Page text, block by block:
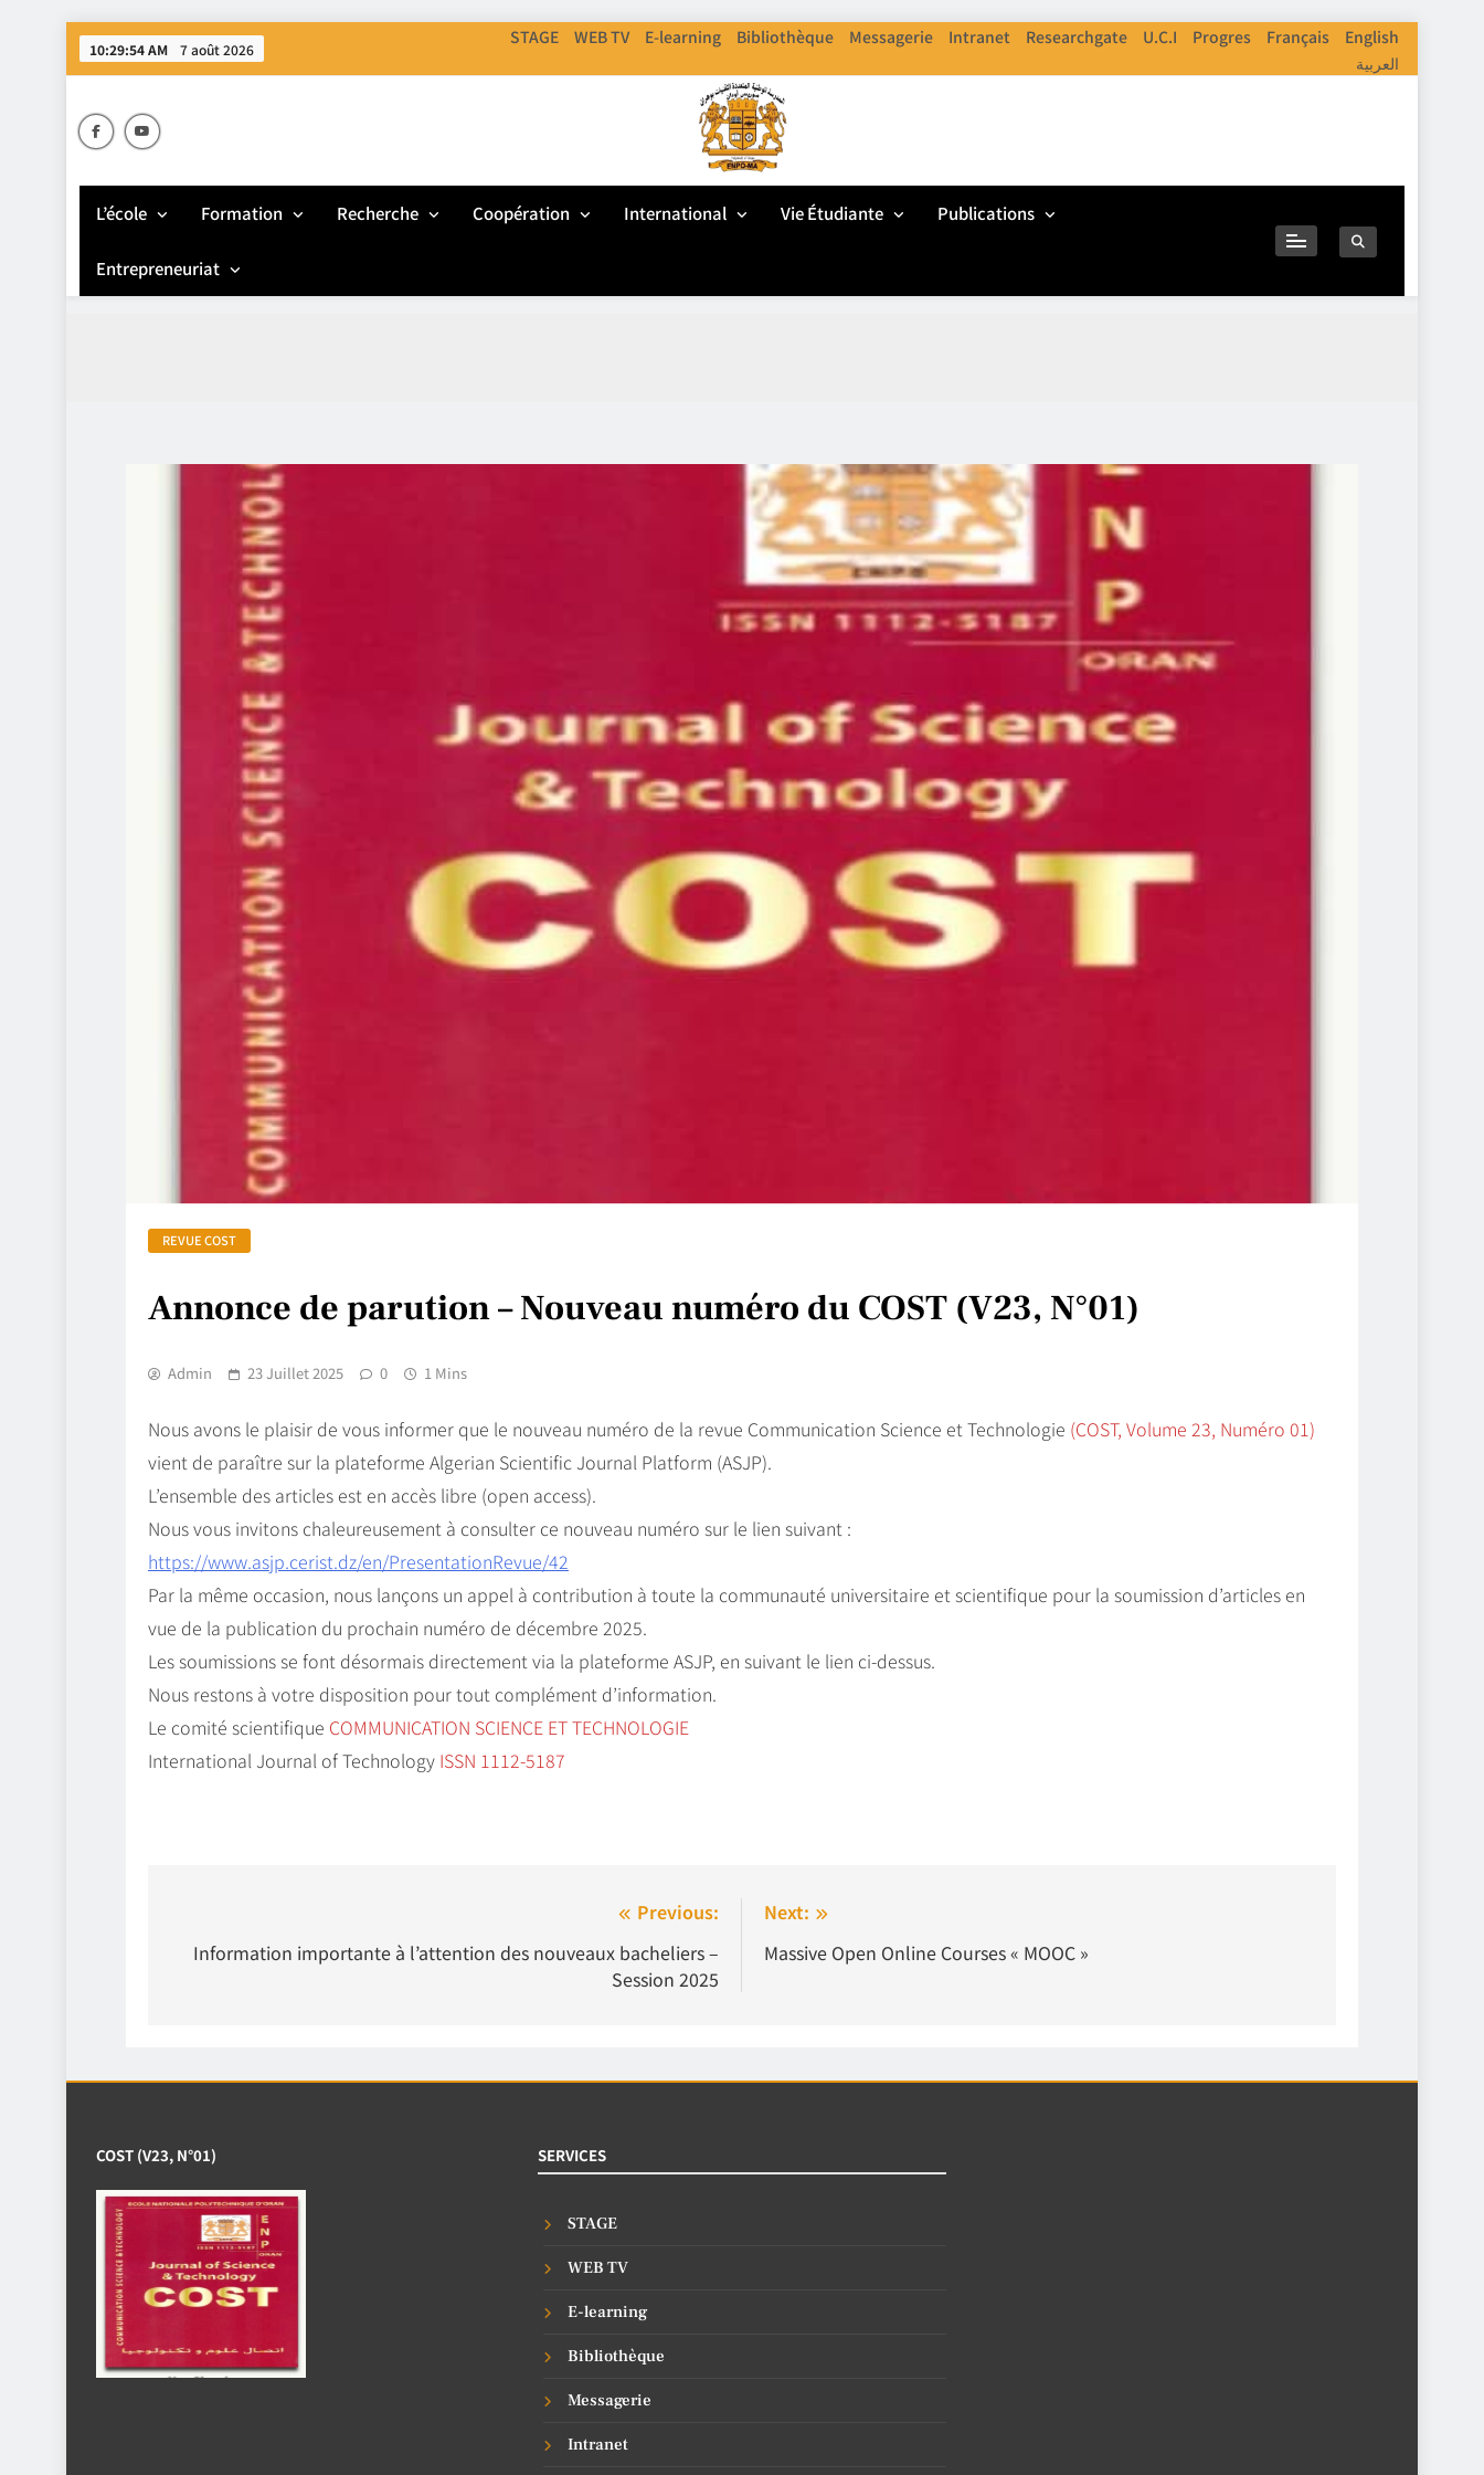
Skip
to 10:29:55 AM 7 août 2026
STAGE WEB TV E-learning Bibliothèque Messagerie Intranet Researchgate U.C.I Progres Français
English
العربية
ENPO
Ecole Nationale Polythechnique D'Oran
L’école Formation Recherche Coopération International Vie Étudiante Publications
Entrepreneuriat
REVUE COST
Annonce de parution – Nouveau numéro du COST (V23, N°01)
Admin 23 Juillet 2025 0 1 Mins
Nous avons le plaisir de vous informer que le nouveau numéro de la revue Communication Science et Technologie (COST, Volume 23, Numéro 01)
vient de paraître sur la plateforme Algerian Scientific Journal Platform (ASJP).
L’ensemble des articles est en accès libre (open access).
Nous vous invitons chaleureusement à consulter ce nouveau numéro sur le lien suivant :
https://www.asjp.cerist.dz/en/PresentationRevue/42
Par la même occasion, nous lançons un appel à contribution à toute la communauté universitaire et scientifique pour la soumission d’articles en
vue de la publication du prochain numéro de décembre 2025.
Les soumissions se font désormais directement via la plateforme ASJP, en suivant le lien ci-dessus.
Nous restons à votre disposition pour tout complément d’information.
Le comité scientifique COMMUNICATION SCIENCE ET TECHNOLOGIE
International Journal of Technology ISSN 1112-5187
de
Previous:
Information importante à l’attention des nouveaux bacheliers –
Session 2025
Next:
Massive Open Online Courses « MOOC »
COST (V23, N°01) SERVICES
STAGE
WEB TV
E-learning
Bibliothèque
Messagerie
Intranet